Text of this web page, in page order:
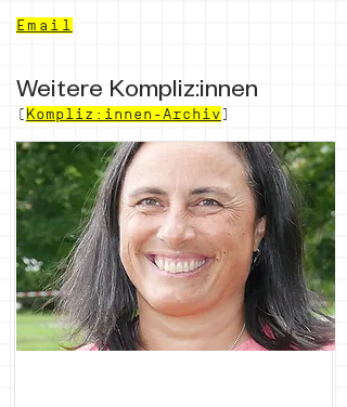
Email
Weitere Kompliz:innen
( Kompliz:innen-Archiv)